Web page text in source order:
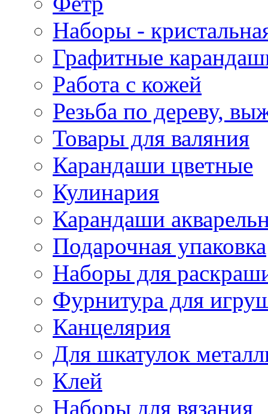
Наборы -
Графитные
Работа с кожей
Резьба по дереву,
Товары для валяния
Карандаши цветные
Кулинария
Карандаши
Подарочная упаковка
Наборы для
Фурнитура для
Канцелярия
Для шкатулок
Клей
Наборы для вязания